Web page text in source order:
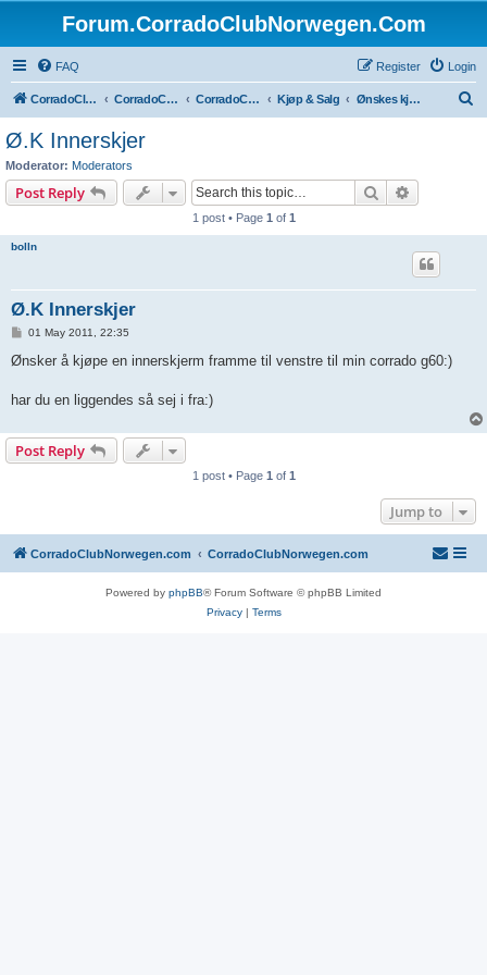
Forum.CorradoClubNorwegen.Com
FAQ Login
Register
CorradoClubNorwegen.com CorradoClubNorwegen.com CorradoClubNorwegen Kjøp & Salg Ønskes kjøpt
Ø.K Innerskjer
Moderator: Moderators
Post Reply Search
1 post • Page 1 of 1
bolln
Ø.K Innerskjer
P
s
01 May 2011, 22:35
Ønsker å kjøpe en innerskjerm framme til venstre til min corrado g60:)
har du en liggendes så sej i fra:)
Post Reply
1 post • Page 1 of 1
Jump to
CorradoClubNorwegen.com CorradoClubNorwegen.com
Powered by phpBB® Forum Software © phpBB Limited
Privacy| Terms